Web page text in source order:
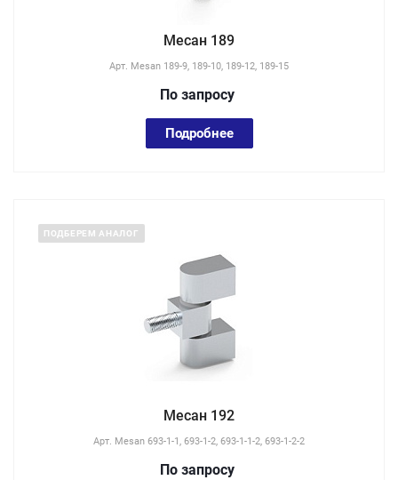
Месан 189
Арт. Mesan 189-9, 189-10, 189-12, 189-15
По запросу
Подробнее
ПОДБЕРЕМ АНАЛОГ
Месан 192
Арт. Mesan 693-1-1, 693-1-2, 693-1-1-2, 693-1-2-2
По запросу